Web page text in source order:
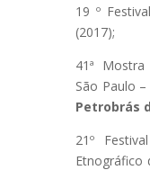
19 º
(2017);
41ª
São Paulo –
Petrobrás
21º
Etnográfico